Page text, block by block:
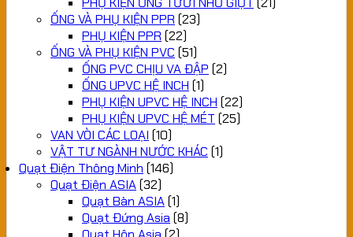
ỐNG VÀ PHỤ KIỆN PPR (23)
PHỤ KIỆN PPR (22)
ỐNG VÀ PHỤ KIỆN PVC (51)
ỐNG PVC CHỊU VA ĐẬP (2)
ỐNG UPVC HỆ INCH (1)
PHỤ KIỆN UPVC HỆ INCH (22)
PHỤ KIỆN UPVC HỆ MÉT (25)
VAN VÒI CÁC LOẠI (10)
VẬT TƯ NGÀNH NƯỚC KHÁC (1)
Quạt Điện Thông Minh (146)
Quạt Điện ASIA(32)
Quạt Bàn ASIA(1)
Quạt Đứng Asia (8)